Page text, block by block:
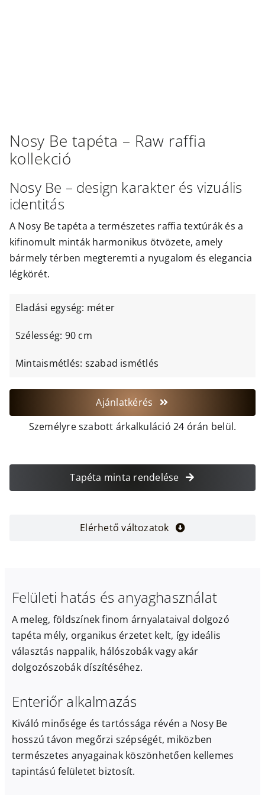
Nosy Be tapéta – Raw raffia
kollekció
Nosy Be – design karakter és vizuális
identitás
A Nosy Be tapéta a természetes raffia textúrák és a
kifinomult minták harmonikus ötvözete, amely
bármely térben megteremti a nyugalom és elegancia
légkörét.
Eladási egység: méter
Szélesség: 90 cm
Mintaismétlés: szabad ismétlés
Ajánlatkérés
Személyre szabott árkalkuláció 24 órán belül.
Tapéta minta rendelése
Elérhető változatok
Felületi hatás és anyaghasználat
A meleg, földszínek finom árnyalataival dolgozó
tapéta mély, organikus érzetet kelt, így ideális
választás nappalik, hálószobák vagy akár
dolgozószobák díszítéséhez.
Enteriőr alkalmazás
Kiváló minősége és tartóssága révén a Nosy Be
hosszú távon megőrzi szépségét, miközben
természetes anyagainak köszönhetően kellemes
tapintású felületet biztosít.